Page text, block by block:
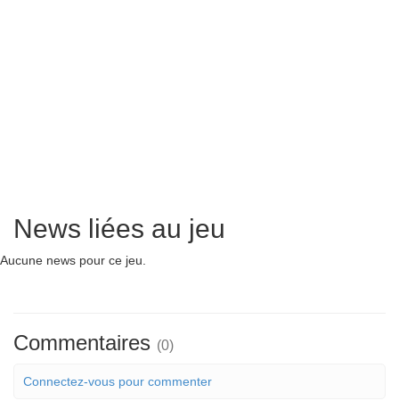
News liées au jeu
Aucune news pour ce jeu.
Commentaires (0)
Connectez-vous pour commenter